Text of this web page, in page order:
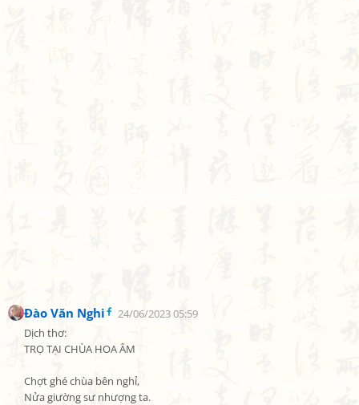
Đào Văn Nghi
24/06/2023 05:59
Dịch thơ:
TRỌ TẠI CHÙA HOA ÂM
Chợt ghé chùa bên nghỉ,
Nửa giường sư nhượng ta.